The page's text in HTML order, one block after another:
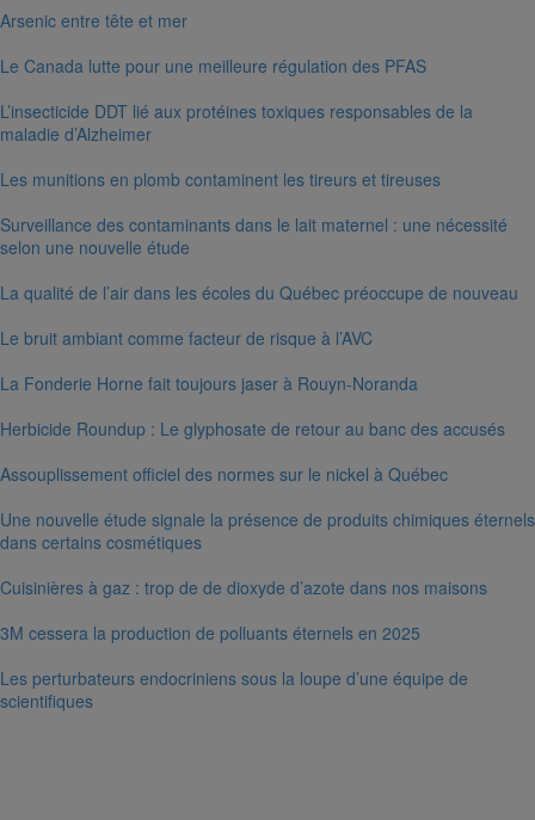
Arsenic entre tête et mer
Le Canada lutte pour une meilleure régulation des PFAS
L’insecticide DDT lié aux protéines toxiques responsables de la
maladie d’Alzheimer
Les munitions en plomb contaminent les tireurs et tireuses
Surveillance des contaminants dans le lait maternel : une nécessité
selon une nouvelle étude
La qualité de l’air dans les écoles du Québec préoccupe de nouveau
Le bruit ambiant comme facteur de risque à l’AVC
La Fonderie Horne fait toujours jaser à Rouyn-Noranda
Herbicide Roundup : Le glyphosate de retour au banc des accusés
Assouplissement officiel des normes sur le nickel à Québec
Une nouvelle étude signale la présence de produits chimiques éternels
dans certains cosmétiques
Cuisinières à gaz : trop de de dioxyde d’azote dans nos maisons
3M cessera la production de polluants éternels en 2025
Les perturbateurs endocriniens sous la loupe d’une équipe de
scientifiques